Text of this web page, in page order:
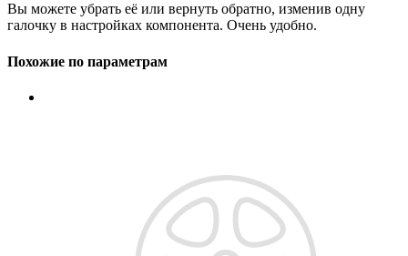
Вы можете убрать её или вернуть обратно, изменив одну
галочку в настройках компонента. Очень удобно.
Похожие по параметрам